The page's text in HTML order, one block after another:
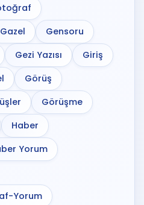
Gazel
Gensoru
Gezi Yazısı
Giriş
Görüş
Görüşme
Haber
Yorum
Yorum